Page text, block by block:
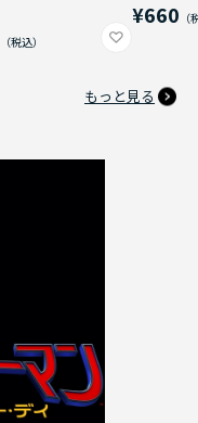
¥660
もっと見る